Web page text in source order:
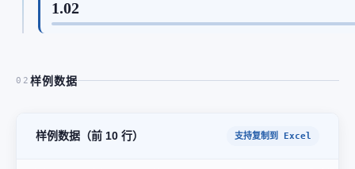
1.02
02 样例数据
样例数据（前 10 行） 支持复制到 Excel